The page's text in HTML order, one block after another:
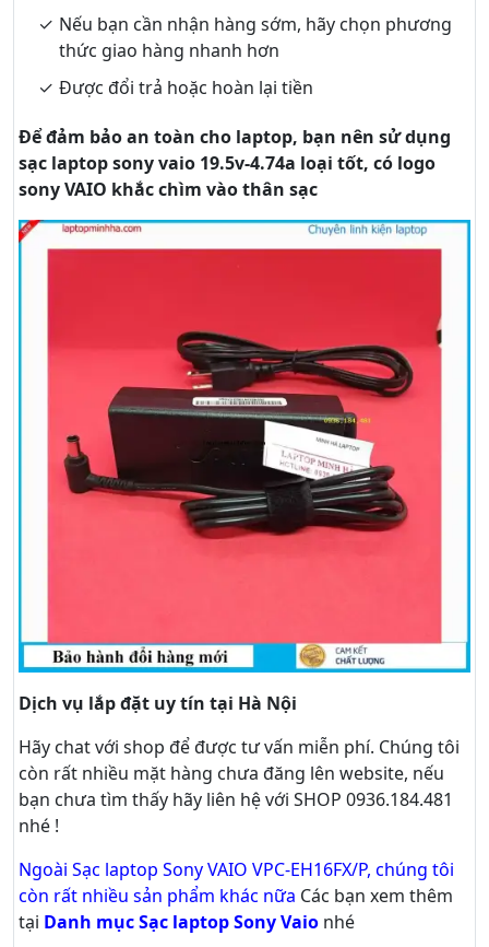
Nếu bạn cần nhận hàng sớm, hãy chọn phương
thức giao hàng nhanh hơn
Được đổi trả hoặc hoàn lại tiền
Để đảm bảo an toàn cho laptop, bạn nên sử dụng
sạc laptop sony vaio 19.5v-4.74a loại tốt, có logo
sony VAIO khắc chìm vào thân sạc
Dịch vụ lắp đặt uy tín tại Hà Nội
Hãy chatvới shop để được tư vấn miễn phí. Chúng tôi
còn rất nhiều mặt hàng chưa đăng lên website, nếu
bạn chưa tìm thấy hãy liên hệ với SHOP 0936.184.481
nhé !
Ngoài Sạc laptop Sony VAIO VPC-EH16FX/P, chúng tôi
còn rất nhiều sản phẩm khác nữa Các bạn xem thêm
tại Danh mục Sạc laptop Sony Vaio nhé